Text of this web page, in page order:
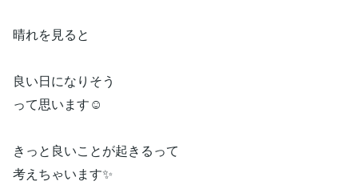
晴れを見ると
良い日になりそう
って思います☺️
きっと良いことが起きるって
考えちゃいます✨